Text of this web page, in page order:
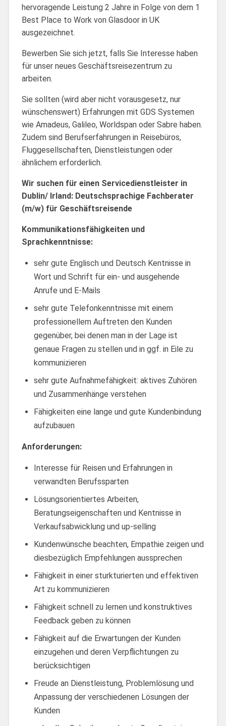
hervoragende Leistung 2 Jahre in Folge von dem 1
Best Place to Work von Glasdoor in UK
ausgezeichnet.
Bewerben Sie sich jetzt, falls Sie Interesse haben
für unser neues Geschäftsreisezentrum zu
arbeiten.
Sie sollten (wird aber nicht vorausgesetz, nur
wünschenswert) Erfahrungen mit GDS Systemen
wie Amadeus, Galileo, Worldspan oder Sabre haben.
Zudem sind Berufserfahrungen in Reisebüros,
Fluggesellschaften, Dienstleistungen oder
ähnlichem erforderlich.
Wir suchen für einen Servicedienstleister in
Dublin/ Irland: Deutschsprachige Fachberater
(m/w) für Geschäftsreisende
Kommunikationsfähigkeiten und
Sprachkenntnisse:
sehr gute Englisch und Deutsch Kentnisse in
Wort und Schrift für ein- und ausgehende
Anrufe und E-Mails
sehr gute Telefonkenntnisse mit einem
professionellem Auftreten den Kunden
gegenüber, bei denen man in der Lage ist
genaue Fragen zu stellen und in ggf. in Eile zu
kommunizieren
sehr gute Aufnahmefähigkeit: aktives Zuhören
und Zusammenhänge verstehen
Fähigkeiten eine lange und gute Kundenbindung
aufzubauen
Anforderungen:
Interesse für Reisen und Erfahrungen in
verwandten Berufssparten
Lösungsorientiertes Arbeiten,
Beratungseigenschaften und Kentnisse in
Verkaufsabwicklung und up-selling
Kundenwünsche beachten, Empathie zeigen und
diesbezüglich Empfehlungen aussprechen
Fähigkeit in einer sturkturierten und effektiven
Art zu kommunizieren
Fähigkeit schnell zu lernen und konstruktives
Feedback geben zu können
Fähigkeit auf die Erwartungen der Kunden
einzugehen und deren Verpflichtungen zu
berücksichtigen
Freude an Dienstleistung, Problemlösung und
Anpassung der verschiedenen Lösungen der
Kunden